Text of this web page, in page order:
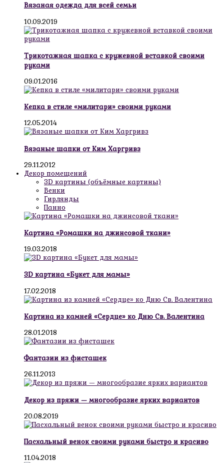
Вязаная одежда для всей семьи
10.09.2019
Трикотажная шапка с кружевной вставкой своими
руками
09.01.2016
Кепка в стиле «милитари» своими руками
12.05.2014
Вязаные шапки от Ким Харгривз
29.11.2012
Декор помещений
3D картины (объёмные картины)
Венки
Гирлянды
Панно
Картина «Ромашки на джинсовой ткани»
19.03.2018
3D картина «Букет для мамы»
17.02.2018
Картина из камней «Сердце» ко Дню Св. Валентина
28.01.2018
Фантазии из фисташек
26.11.2013
Декор из пряжи — многообразие ярких вариантов
20.08.2019
Пасхальный венок своими руками быстро и красиво
11.04.2018